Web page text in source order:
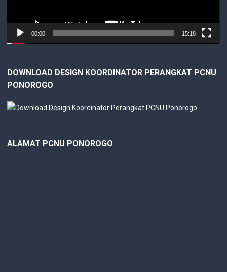
00:00 15:18
DOWNLOAD DESIGN KOORDINATOR PERANGKAT PCNU
PONOROGO
ALAMAT PCNU PONOROGO